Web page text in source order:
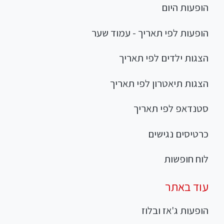
הופעות היום
הופעות לפי תאריך - עמוד שער
הצגות ילדים לפי תאריך
הצגות תיאטרון לפי תאריך
סטנדאפ לפי תאריך
כרטיסים נגישים
לוח חופשות
עוד באתר
הופעות ג'אז ובלוז